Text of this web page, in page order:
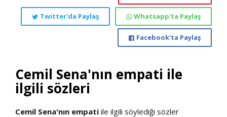
Whatsapp'ta Paylaş
Twitter'da Paylaş
Facebook'ta Paylaş
Cemil Sena'nın empati ile
ilgili sözleri
Cemil Sena'nın empati ile ilgili söylediği sözler